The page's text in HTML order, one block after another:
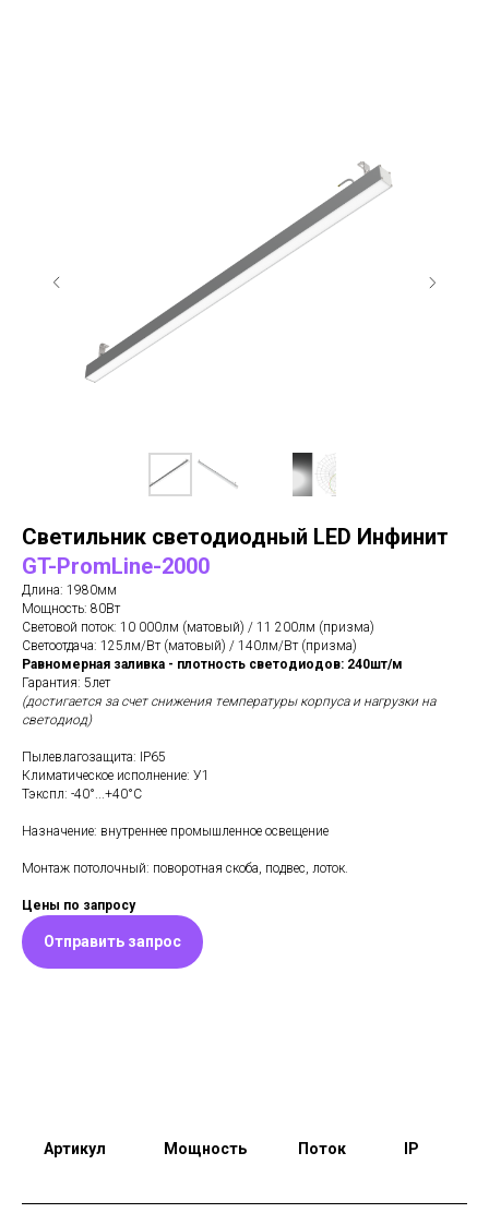
Светильник светодиодный LED Инфинит
GT-PromLine-2000
Длина: 1980мм
Мощность: 80Вт
Световой поток: 10 000лм (матовый) / 11 200лм (призма)
Светоотдача: 125лм/Вт (матовый) / 140лм/Вт (призма)
Равномерная заливка - плотность светодиодов: 240шт/м
Гарантия: 5лет
(достигается за счет снижения температуры корпуса и нагрузки на
светодиод)
Пылевлагозащита: IP65
Климатическое исполнение: У1
Тэкспл: -40°...+40°С
Назначение: внутреннее промышленное освещение
Монтаж потолочный: поворотная скоба, подвес, лоток.
Цены по запросу
Отправить запрос
Артикул Мощность Поток
IP